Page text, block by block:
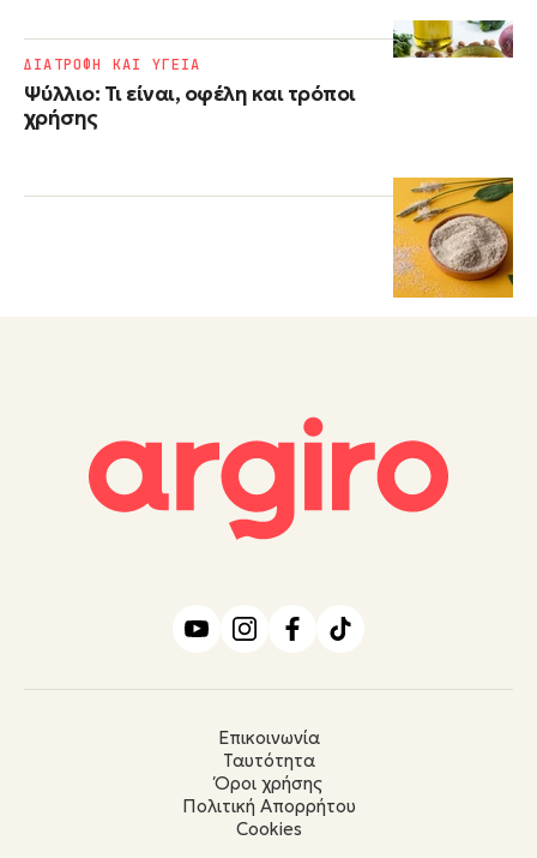
Ψύλλιο: Τι είναι, οφέλη και τρόποι
χρήσης
ΔΙΑΤΡΟΦΗ ΚΑΙ ΥΓΕΙΑ
Επικοινωνία
Ταυτότητα
Όροι χρήσης
Πολιτική Απορρήτου
Cookies